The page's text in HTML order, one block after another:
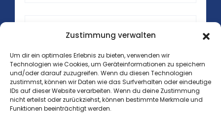
Zustimmung verwalten
Um dir ein optimales Erlebnis zu bieten, verwenden wir
Technologien wie Cookies, um Geräteinformationen zu speichern
und/oder darauf zuzugreifen. Wenn du diesen Technologien
zustimmst, können wir Daten wie das Surfverhalten oder eindeutige
IDs auf dieser Website verarbeiten. Wenn du deine Zustimmung
nicht erteilst oder zurückziehst, können bestimmte Merkmale und
Funktionen beeinträchtigt werden.